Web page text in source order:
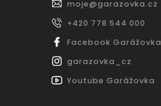
moje@garazovka.cz
+420 778 544 000
Facebook Garážovka
garazovka_cz
Youtube Garážovka